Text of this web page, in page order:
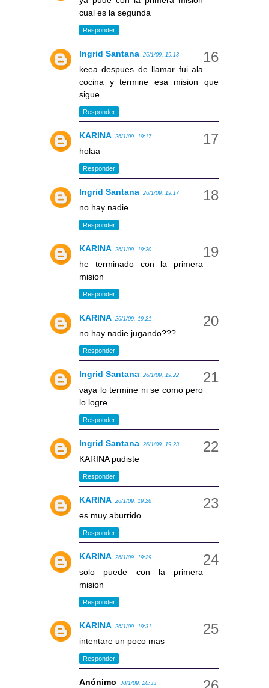
cual es la segunda
Responder
Ingrid Santana 26/1/09, 19:13
keea despues de llamar fui ala
cocina y termine esa mision que
sigue
Responder
KARINA 26/1/09, 19:17
holaa
Responder
Ingrid Santana 26/1/09, 19:17
no hay nadie
Responder
KARINA 26/1/09, 19:20
he terminado con la primera
mision
Responder
KARINA 26/1/09, 19:21
no hay nadie jugando???
Responder
Ingrid Santana 26/1/09, 19:22
vaya lo termine ni se como pero
lo logre
Responder
Ingrid Santana 26/1/09, 19:23
KARINA pudiste
Responder
KARINA 26/1/09, 19:26
es muy aburrido
Responder
KARINA 26/1/09, 19:29
solo puede con la primera
mision
Responder
KARINA 26/1/09, 19:31
intentare un poco mas
Responder
Anónimo 30/1/09, 20:33